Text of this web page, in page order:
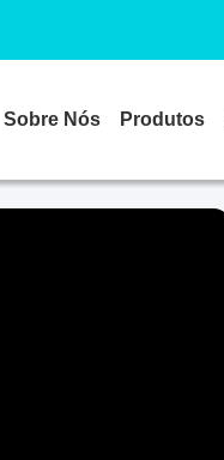
Sobre Nós Produtos